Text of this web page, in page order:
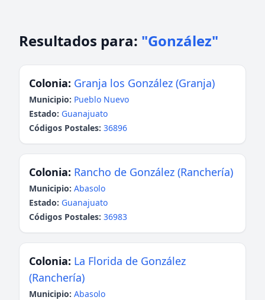
Resultados para: "González"
Colonia: Granja los González (Granja)
Municipio: Pueblo Nuevo
Estado: Guanajuato
Códigos Postales: 36896
Colonia: Rancho de González (Ranchería)
Municipio: Abasolo
Estado: Guanajuato
Códigos Postales: 36983
Colonia: La Florida de González
(Ranchería)
Municipio: Abasolo